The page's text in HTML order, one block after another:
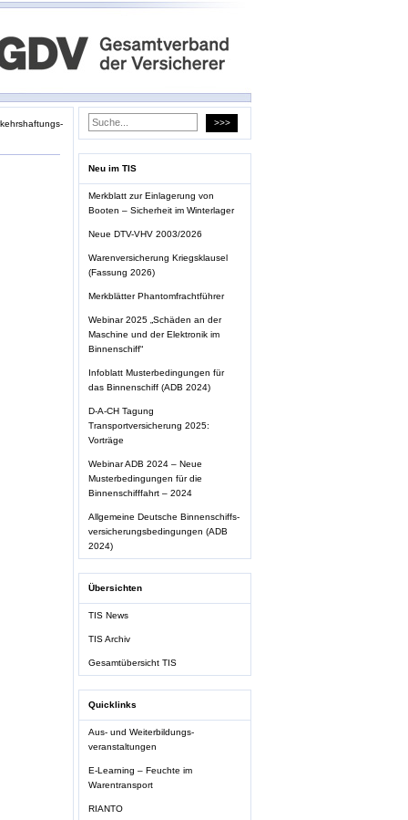
Neu im TIS
Merkblatt zur Einlagerung von
Booten – Sicherheit im Winterlager
Neue DTV-VHV 2003/2026
Warenversicherung Kriegsklausel
(Fassung 2026)
Merkblätter Phantomfrachtführer
Webinar 2025 „Schäden an der
Maschine und der Elektronik im
Binnenschiff“
Infoblatt Musterbedingungen für
das Binnenschiff (ADB 2024)
D-A-CH Tagung
Transportversicherung 2025:
Vorträge
Webinar ADB 2024 – Neue
Musterbedingungen für die
Binnenschifffahrt – 2024
Allgemeine Deutsche Binnenschiffs-
versicherungsbedingungen (ADB
2024)
Übersichten
TIS News
TIS Archiv
Gesamtübersicht TIS
Quicklinks
Aus- und Weiterbildungs-
veranstaltungen
E-Learning – Feuchte im
Warentransport
RIANTO